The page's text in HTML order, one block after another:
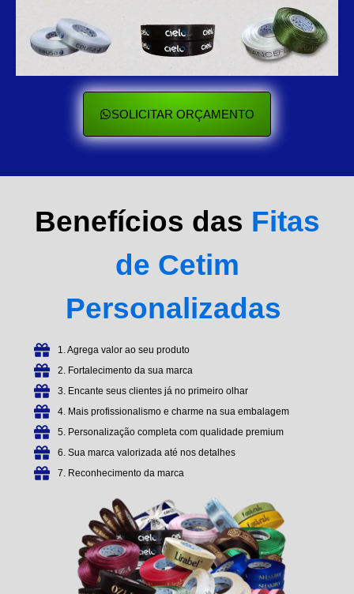
SOLICITAR ORÇAMENTO
Benefícios das Fitas
de Cetim
Personalizadas
1. Agrega valor ao seu produto
2. Fortalecimento da sua marca
3. Encante seus clientes já no primeiro olhar
4. Mais profissionalismo e charme na sua embalagem
5. Personalização completa com qualidade premium
6. Sua marca valorizada até nos detalhes
7. Reconhecimento da marca